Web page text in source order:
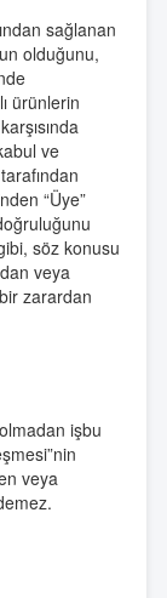
sağlanan
olduğunu,
ürünlerin
ve
“Üye”
söz konusu
veya
zarardan
işbu
veya